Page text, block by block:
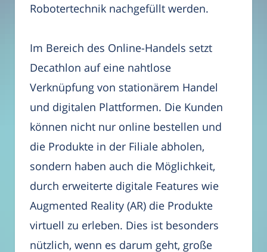
Robotertechnik nachgefüllt werden.
Im Bereich des Online-Handels setzt
Decathlon auf eine nahtlose
Verknüpfung von stationärem Handel
und digitalen Plattformen. Die Kunden
können nicht nur online bestellen und
die Produkte in der Filiale abholen,
sondern haben auch die Möglichkeit,
durch erweiterte digitale Features wie
Augmented Reality (AR) die Produkte
virtuell zu erleben. Dies ist besonders
nützlich, wenn es darum geht, große